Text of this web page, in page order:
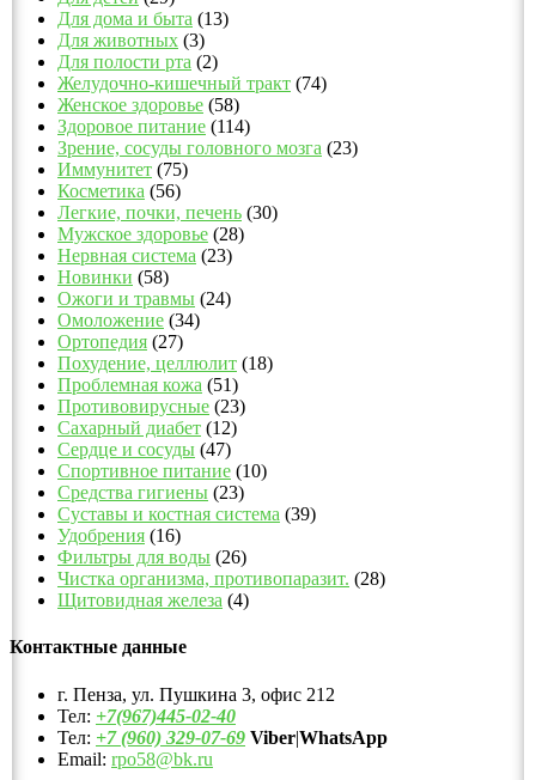
Для дома и быта (13)
Для животных (3)
Для полости рта (2)
Желудочно-кишечный тракт (74)
Женское здоровье (58)
Здоровое питание (114)
Зрение, сосуды головного мозга (23)
Иммунитет (75)
Косметика (56)
Легкие, почки, печень (30)
Мужское здоровье (28)
Нервная система (23)
Новинки (58)
Ожоги и травмы (24)
Омоложение (34)
Ортопедия (27)
Похудение, целлюлит (18)
Проблемная кожа (51)
Противовирусные (23)
Сахарный диабет (12)
Сердце и сосуды (47)
Спортивное питание (10)
Средства гигиены (23)
Суставы и костная система (39)
Удобрения (16)
Фильтры для воды (26)
Чистка организма, противопаразит. (28)
Щитовидная железа (4)
Контактные данные
г. Пенза, ул. Пушкина 3, офис 212
Тел: +7(967)445-02-40
Тел: +7 (960) 329-07-69 Viber|WhatsApp
Email: rpo58@bk.ru